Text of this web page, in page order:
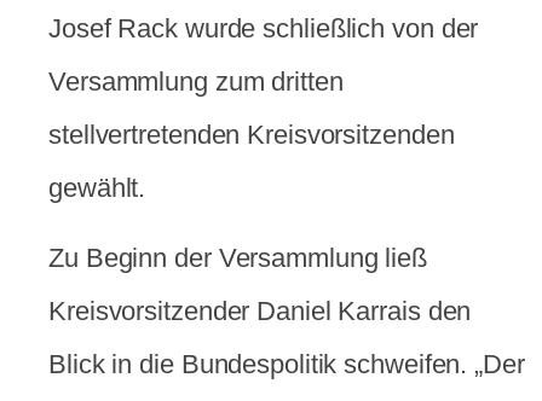
Josef Rack wurde schließlich von der
Versammlung zum dritten
stellvertretenden Kreisvorsitzenden
gewählt.
Zu Beginn der Versammlung ließ
Kreisvorsitzender Daniel Karrais den
Blick in die Bundespolitik schweifen. „Der